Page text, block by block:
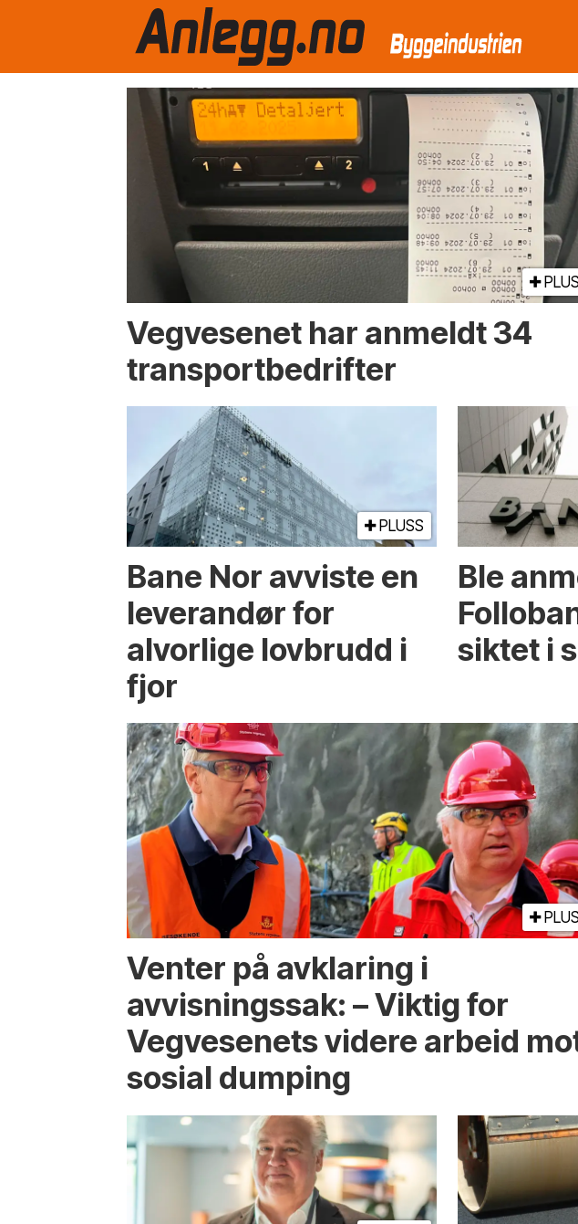
arbeidslivskriminalitet
Vegvesenet har anmeldt 34
transportbedrifter
PLUSS
Bane Nor avviste en
leverandør for
alvorlige lovbrudd i
fjor
Ble
siktet i
Venter på avklaring i
avvisningssak: – Viktig for
Vegvesenets videre arbeid
sosial dumping